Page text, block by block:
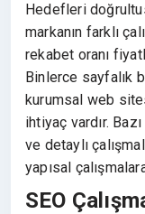
Hedefleri
markanın farklı
rekabet oranı
Binlerce sayfalık
kurumsal web
ihtiyaç vardır.
ve detaylı
yapısal
SEO